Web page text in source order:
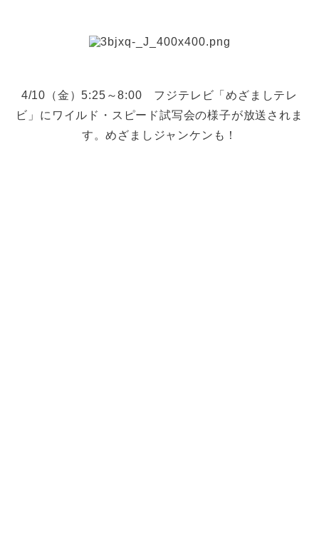
4/10（金）5:25～8:00 フジテレビ「めざましテレ
ビ」にワイルド・スピード試写会の様子が放送されま
す。めざましジャンケンも！